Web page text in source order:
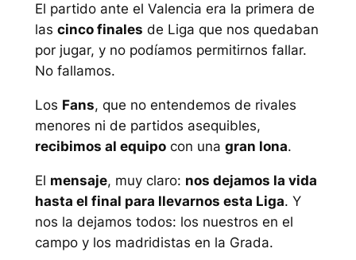
El partido ante el Valencia era la primera de
las cinco finales de Liga que nos quedaban
por jugar, y no podíamos permitirnos fallar.
No fallamos.
Los Fans, que no entendemos de rivales
menores ni de partidos asequibles,
recibimos al equipocon una gran lona.
El mensaje, muy claro: nos dejamos la vida
hasta el final para llevarnos esta Liga. Y
nos la dejamos todos: los nuestros en el
campo y los madridistas en la Grada.